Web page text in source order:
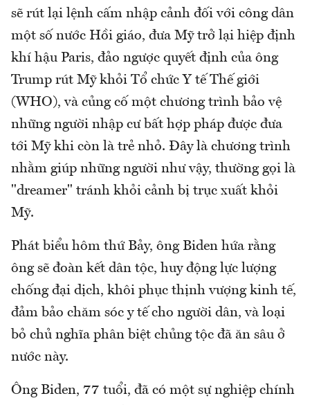
sẽ rút lại lệnh cấm nhập cảnh đối với công dân
một số nước Hồi giáo, đưa Mỹ trở lại hiệp định
khí hậu Paris, đảo ngược quyết định của ông
Trump rút Mỹ khỏi Tổ chức Y tế Thế giới
(WHO), và củng cố một chương trình bảo vệ
những người nhập cư bất hợp pháp được đưa
tới Mỹ khi còn là trẻ nhỏ. Đây là chương trình
nhằm giúp những người như vậy, thường gọi là
"dreamer" tránh khỏi cảnh bị trục xuất khỏi
Mỹ.
Phát biểu hôm thứ Bảy, ông Biden hứa rằng
ông sẽ đoàn kết dân tộc, huy động lực lượng
chống đại dịch, khôi phục thịnh vượng kinh tế,
đảm bảo chăm sóc y tế cho người dân, và loại
bỏ chủ nghĩa phân biệt chủng tộc đã ăn sâu ở
nước này.
Ông Biden, 77 tuổi, đã có một sự nghiệp chính